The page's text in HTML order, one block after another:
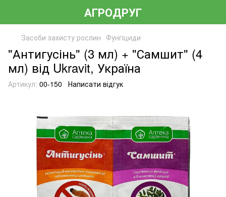
АГРОДРУГ
Засоби захисту рослин Фунгіциди
"Антигусінь" (3 мл) + "Самшит" (4
мл) від Ukravit, Україна
Артикул: 00-150 Написати відгук